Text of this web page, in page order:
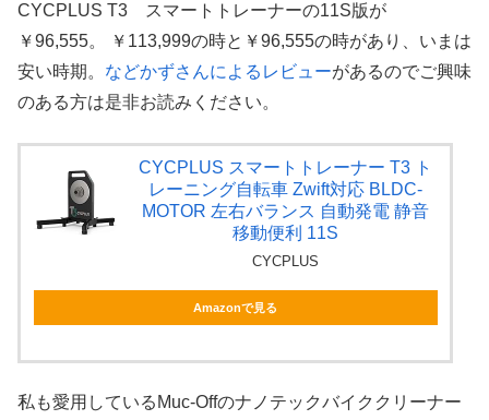
CYCPLUS T3 スマートトレーナーの11S版が
￥96,555。 ￥113,999の時と￥96,555の時があり、いまは
安い時期。 などかずさんによるレビューがあるのでご興味
のある方は是非お読みください。
CYCPLUS スマートトレーナー T3 ト
レーニング自転車 Zwift対応 BLDC-
MOTOR 左右バランス 自動発電 静音
移動便利 11S
CYCPLUS
Amazonで見る
私も愛用しているMuc-Offのナノテックバイククリーナー